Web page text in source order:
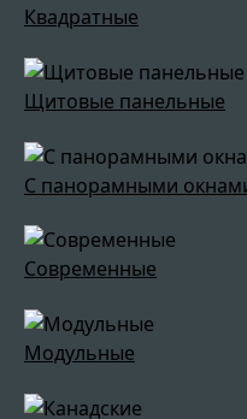
Квадратные
Щитовые панельные
С панорамными
Современные
Модульные